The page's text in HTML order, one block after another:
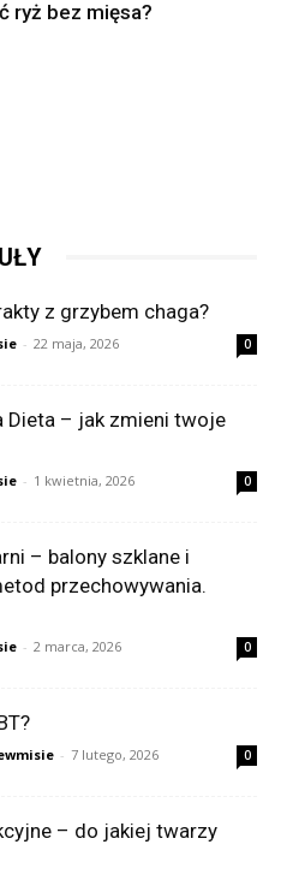
ryż bez mięsa?
z grzybem chaga?
- 22 maja, 2026 0
Dieta – jak zmieni twoje
- 1 kwietnia, 2026 0
– balony szklane i
przechowywania.
- 2 marca, 2026 0
- 7 lutego, 2026 0
– do jakiej twarzy